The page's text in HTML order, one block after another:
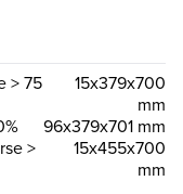
> 75
15x379x700
mm
96x379x701 mm
>
15x455x700
mm